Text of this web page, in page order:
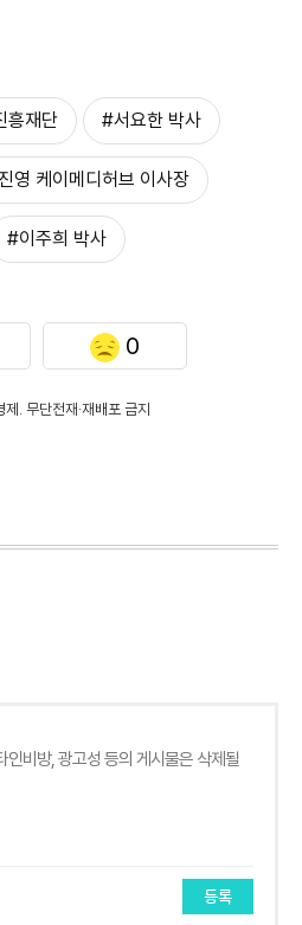
흥재단 #서요한 박사
영 케이메디허브 이사장
#이주희 박사
0
. 무단전재·재배포 금지
등록